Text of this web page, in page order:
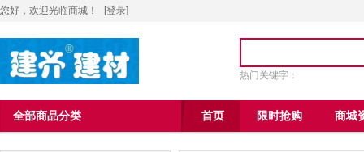
您好，欢迎光临商城！ [登录]
热门关键字：
全部商品分类 首页 限时抢购 商城